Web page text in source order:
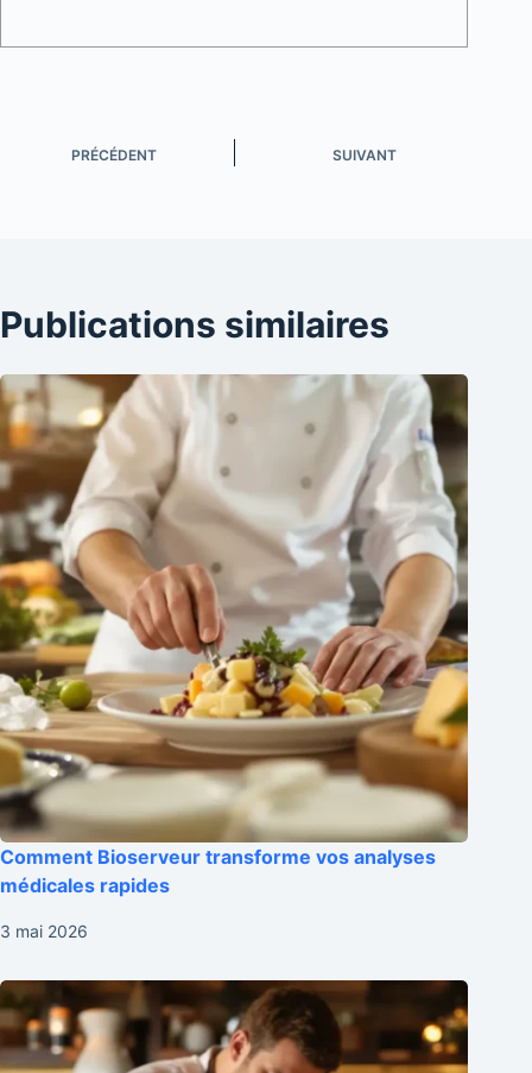
PRÉCÉDENT SUIVANT
Publications similaires
Comment Bioserveur transforme vos analyses
médicales rapides
3 mai 2026